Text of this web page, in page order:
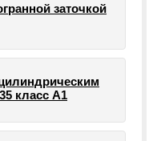
заточкой
класс А1